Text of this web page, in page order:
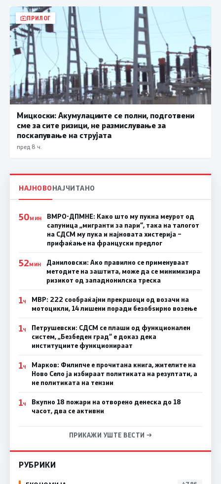
ПРИЛОГ
Мицкоски: Акумулациите се полни, подготвени
сме за сите ризици, не размислување за
поскапување на струјата
пред 8 ч.
НАЈНОВОНАЈЧИТАНО
50МИН
ВМРО-ДПМНЕ: Како што му пукна меурот од
сапуница „мигранти за пари“, така на талогот
на СДСМ му пука и најновата хистерија –
прифаќање на француски предлог
52МИН
Даниловски: Ако правилно се применуваат
методите на заштита, може да се минимизира
ризикот од западнонилска треска
1Ч
МВР: 222 сообраќајни прекршоци од возачи на
мотоцикли, 14 лишени поради безобѕирно возење
1Ч
Петрушевски: СДСМ се плаши од функционален
систем, „Безбеден град“ е доказ дека
институциите функционираат
1Ч
Марков: Филипче е прочитана книга, жителите на
Ново Село ја избираат политиката на резултати, а
не политиката на тензии
1Ч
Вкупно 18 пожари на отворено денеска до 18
часот, два се активни
ПРИКАЖИ УШТЕ ВЕСТИ →
РУБРИКИ